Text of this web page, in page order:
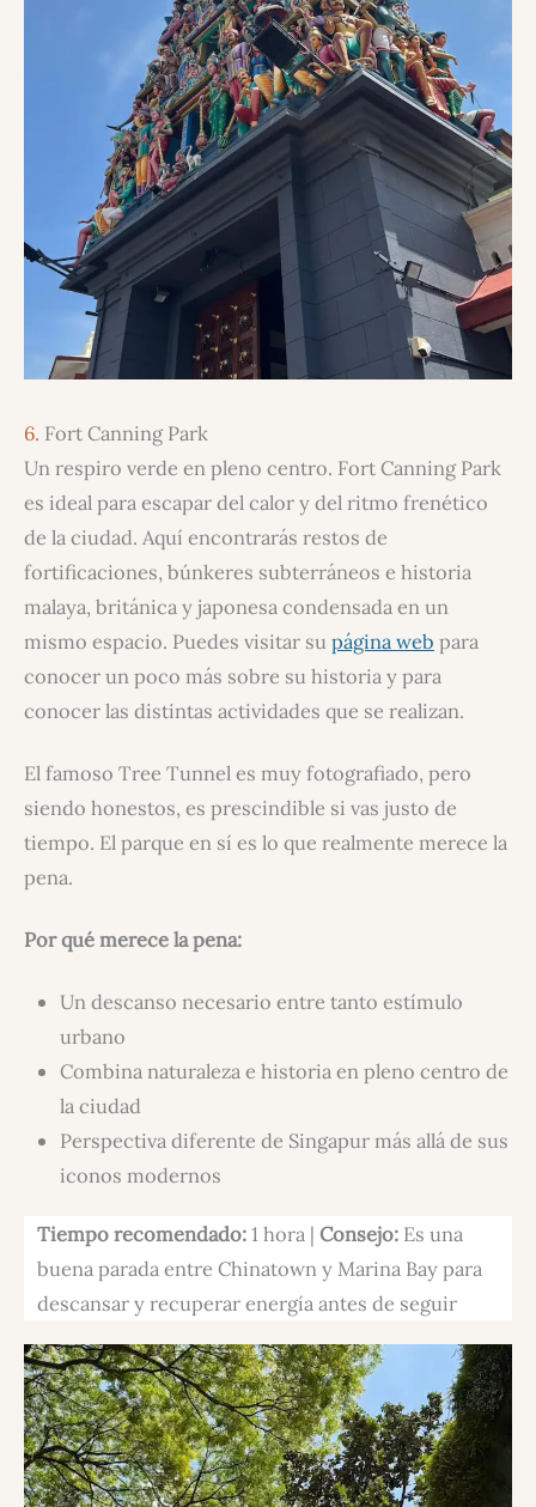
6. Fort Canning Park
Un respiro verde en pleno centro. Fort Canning Park
es ideal para escapar del calor y del ritmo frenético
de la ciudad. Aquí encontrarás restos de
fortificaciones, búnkeres subterráneos e historia
malaya, británica y japonesa condensada en un
mismo espacio. Puedes visitar su página web para
conocer un poco más sobre su historia y para
conocer las distintas actividades que se realizan.
El famoso Tree Tunnel es muy fotografiado, pero
siendo honestos, es prescindible si vas justo de
tiempo. El parque en sí es lo que realmente merece la
pena.
Por qué merece la pena:
Un descanso necesario entre tanto estímulo
urbano
Combina naturaleza e historia en pleno centro de
la ciudad
Perspectiva diferente de Singapur más allá de sus
iconos modernos
Tiempo recomendado:1 hora | Consejo:Es una
buena parada entre Chinatown y Marina Bay para
descansar y recuperar energía antes de seguir